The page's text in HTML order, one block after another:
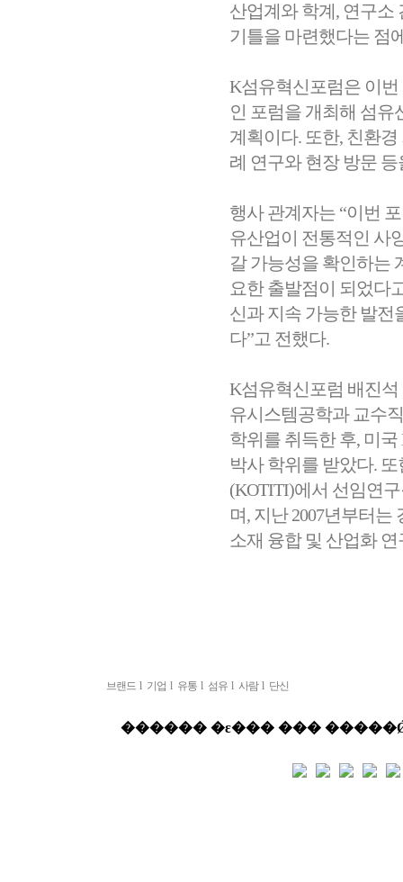
산업계와 학계, 연구소
기틀을 마련했다는 점
K섬유혁신포럼은 이번
인 포럼을 개최해 섬유
계획이다. 또한, 친환
례 연구와 현장 방문
행사 관계자는 “이번
유산업이 전통적인 사
갈 가능성을 확인하는
요한 출발점이 되었다
신과 지속 가능한 발전
다”고 전했다.
K섬유혁신포럼 배진
유시스템공학과 교수
학위를 취득한 후, 미국
박사 학위를 받았다.
(KOTITI)에서 선임연
며, 지난 2007년부터
소재 융합 및 산업화
브랜드 l 기업 l 유통 l 섬유 l 사람l 단신